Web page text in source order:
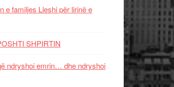
e familjes Lleshi për lirinë e
SHPIRTIN
ndryshoi emrin… dhe ndryshoi